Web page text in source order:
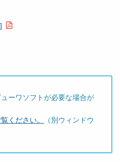
ーワソフトが必要な場合が
ください。
（別ウィンドウ